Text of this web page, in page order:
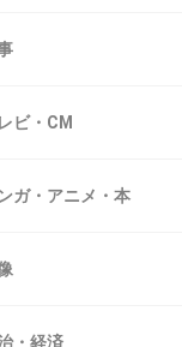
んないのが殆
ビ・CM
ガ・アニメ・本
・経済